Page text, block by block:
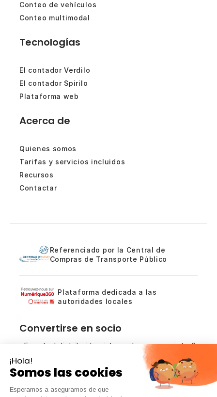
Conteo de vehículos
Conteo multimodal
Tecnologías
El contador Verdilo
El contador Spirilo
Plataforma web
Acerca de
Quienes somos
Tarifas y servicios incluidos
Recursos
Contactar
Referenciado por la Central de
Compras de Transporte Público
Plataforma dedicada a las
autoridades locales
Convertirse en socio
¿Es usted distribuidor, integrador o prescriptor?
Analicemos las oportunidades de colaboración
en torno a nuestras soluciones de conteo.